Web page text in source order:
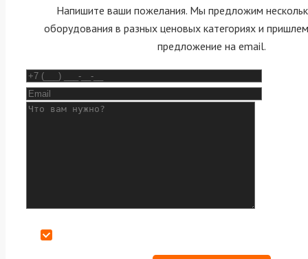
Напишите ваши пожелания. Мы предложим
оборудования в разных ценовых категориях и
предложение на email.